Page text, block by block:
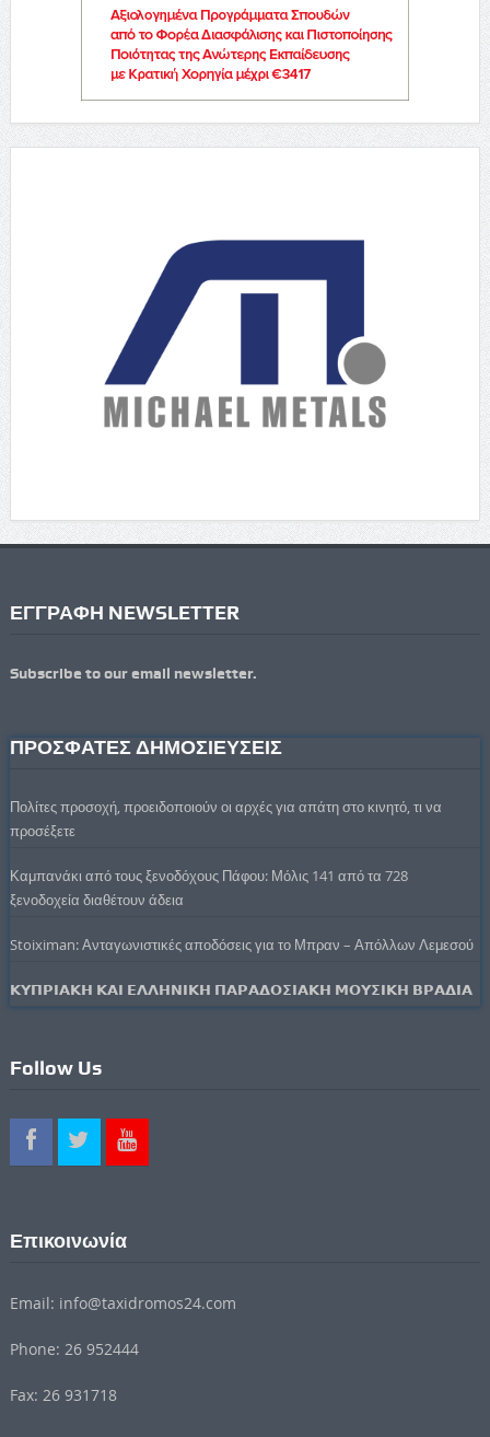
ΕΓΓΡΑΦΗ NEWSLETTER
Subscribe to our email newsletter.
ΠΡΟΣΦΑΤΕΣ ΔΗΜΟΣΙΕΥΣΕΙΣ
Πολίτες προσοχή, προειδοποιούν οι αρχές για απάτη στο κινητό, τι να
προσέξετε
Καμπανάκι από τους ξενοδόχους Πάφου: Μόλις 141 από τα 728
ξενοδοχεία διαθέτουν άδεια
Stoiximan: Ανταγωνιστικές αποδόσεις για το Μπραν – Απόλλων Λεμεσού
𝝟𝝪𝝥𝝦𝝞𝝖𝝟𝝜 𝝟𝝖𝝞 𝝚𝝠𝝠𝝜𝝢𝝞𝝟𝝜 𝝥𝝖𝝦𝝖𝝙𝝤𝝨𝝞𝝖𝝟𝝜 𝝡𝝤𝝪𝝨𝝞𝝟𝝜 𝝗𝝦𝝖𝝙𝝞𝝖
Follow Us
Επικοινωνία
Email: info@taxidromos24.com
Phone: 26 952444
Fax: 26 931718